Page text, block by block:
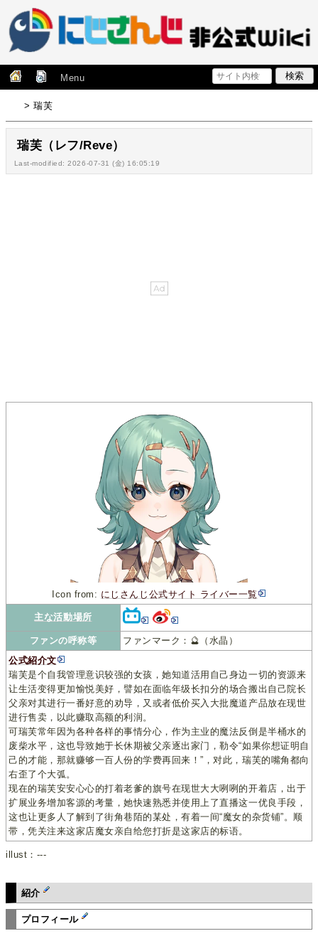
Menu
> 瑞芙
瑞芙（レフ/Reve）
Last-modified: 2026-07-31 (金) 16:05:19
Icon from: にじさんじ公式サイト ライバー一覧
主な活動場所
ファンの呼称等
ファンマーク：🔮（水晶）
公式紹介文
瑞芙是个自我管理意识较强的女孩，她知道活用自己身边一切的资源来
让生活变得更加愉悦美好，譬如在面临年级长扣分的场合搬出自己院长
父亲对其进行一番好意的劝导，又或者低价买入大批魔道产品放在现世
进行售卖，以此赚取高额的利润。
可瑞芙常年因为各种各样的事情分心，作为主业的魔法反倒是半桶水的
废柴水平，这也导致她于长休期被父亲逐出家门，勒令“如果你想证明自
己的才能，那就赚够一百人份的学费再回来！”，对此，瑞芙的嘴角都向
右歪了个大弧。
现在的瑞芙安安心心的打着老爹的旗号在现世大大咧咧的开着店，出于
扩展业务增加客源的考量，她快速熟悉并使用上了直播这一优良手段，
这也让更多人了解到了街角巷陌的某处，有着一间“魔女的杂货铺”。顺
带，凭关注来这家店魔女亲自给您打折是这家店的标语。
illust：---
紹介
プロフィール